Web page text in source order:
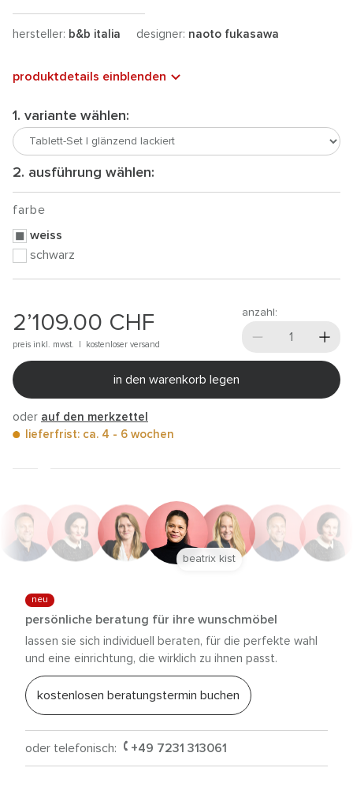
hersteller: b&b italia designer: naoto fukasawa
produktdetails einblenden
1. variante wählen:
2. ausführung wählen:
farbe
weiss
schwarz
2’109.00 CHF
preis inkl. mwst. | kostenloser versand
anzahl:
in den warenkorb legen
oder auf den merkzettel
lieferfrist: ca. 4 - 6 wochen
neu
persönliche beratung für ihre wunschmöbel
lassen sie sich individuell beraten, für die perfekte wahl
und eine einrichtung, die wirklich zu ihnen passt.
kostenlosen beratungstermin buchen
oder telefonisch: +49 7231 313061
beatrix kist